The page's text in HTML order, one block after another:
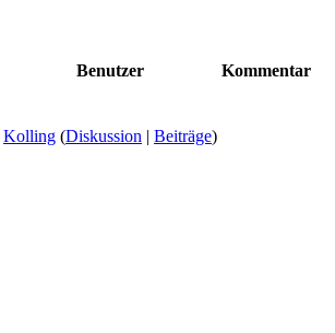
Benutzer Kommentar
Kolling (Diskussion | Beiträge)